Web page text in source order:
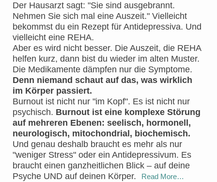
Der Hausarzt sagt: "Sie sind ausgebrannt.
Nehmen Sie sich mal eine Auszeit." Vielleicht
bekommst du ein Rezept für Antidepressiva. Und
vielleicht eine REHA.
Aber es wird nicht besser. Die Auszeit, die REHA
helfen kurz, dann bist du wieder im alten Muster.
Die Medikamente dämpfen nur die Symptome.
Denn niemand schaut auf das, was wirklich
im Körper passiert.
Burnout ist nicht nur "im Kopf". Es ist nicht nur
psychisch. Burnout ist eine komplexe Störung
auf mehreren Ebenen: seelisch, hormonell,
neurologisch, mitochondrial, biochemisch.
Und genau deshalb braucht es mehr als nur
"weniger Stress" oder ein Antidepressivum. Es
braucht einen ganzheitlichen Blick – auf deine
Psyche UND auf deinen Körper.
Read More…